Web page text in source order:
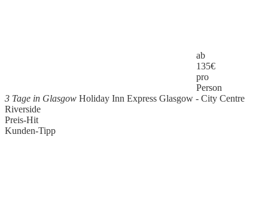
ab
135€
pro
Person
3 Tage in Glasgow Holiday Inn Express Glasgow - City Centre
Riverside
Preis-Hit
Kunden-Tipp